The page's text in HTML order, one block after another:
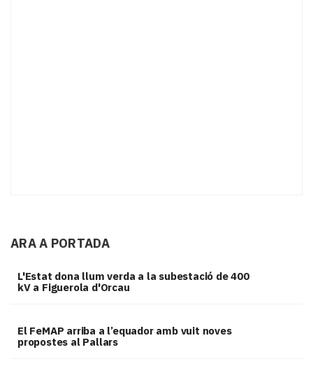
ARA A PORTADA
L'Estat dona llum verda a la subestació de 400
kV a Figuerola d'Orcau
El FeMAP arriba a l’equador amb vuit noves
propostes al Pallars